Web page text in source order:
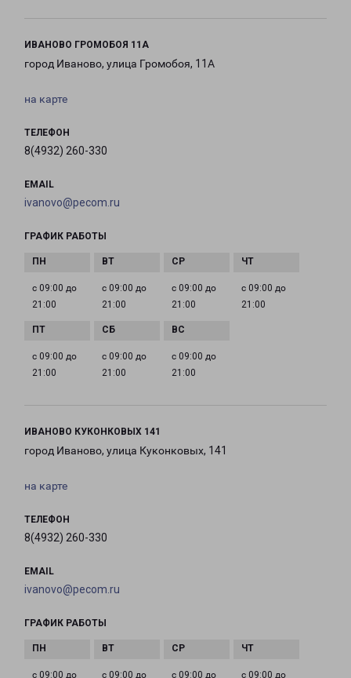
ИВАНОВО ГРОМОБОЯ 11А
город Иваново, улица Громобоя, 11А
на карте
ТЕЛЕФОН
8(4932) 260-330
EMAIL
ivanovo@pecom.ru
ГРАФИК РАБОТЫ
с 09:00 до
21:00
с 09:00 до
21:00
с 09:00 до
21:00
с 09:00 до
21:00
с 09:00 до
21:00
с 09:00 до
21:00
с 09:00 до
21:00
ИВАНОВО КУКОНКОВЫХ 141
город Иваново, улица Куконковых, 141
на карте
ТЕЛЕФОН
8(4932) 260-330
EMAIL
ivanovo@pecom.ru
ГРАФИК РАБОТЫ
с 09:00 до
с 09:00 до
с 09:00 до
с 09:00 до